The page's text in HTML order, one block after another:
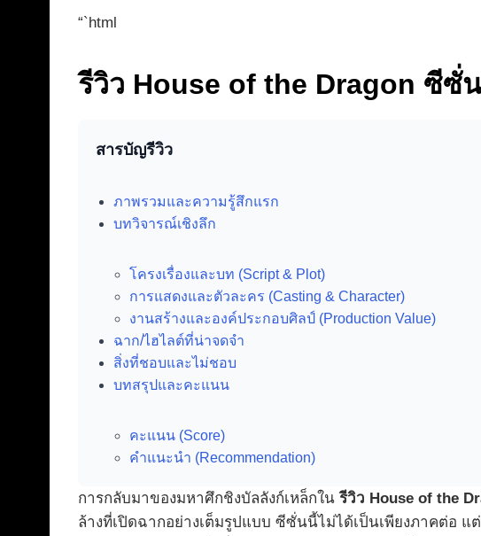
“`html
รีวิว House of the Dragon ซีซั่
สารบัญรีวิว
ภาพรวมและความรู้สึกแรก
บทวิจารณ์เชิงลึก
โครงเรื่องและบท (Script & Plot)
การแสดงและตัวละคร (Casting & Character)
งานสร้างและองค์ประกอบศิลป์ (Production Value)
ฉาก/ไฮไลต์ที่น่าจดจำ
สิ่งที่ชอบและไม่ชอบ
บทสรุปและคะแนน
คะแนน (Score)
คำแนะนำ (Recommendation)
การกลับมาของมหาศึกชิงบัลลังก์เหล็กในรีวิว House of the
ล้างที่เปิดฉากอย่างเต็มรูปแบบ ซีซั่นนี้ไม่ได้เป็นเพียงภาคต่อ